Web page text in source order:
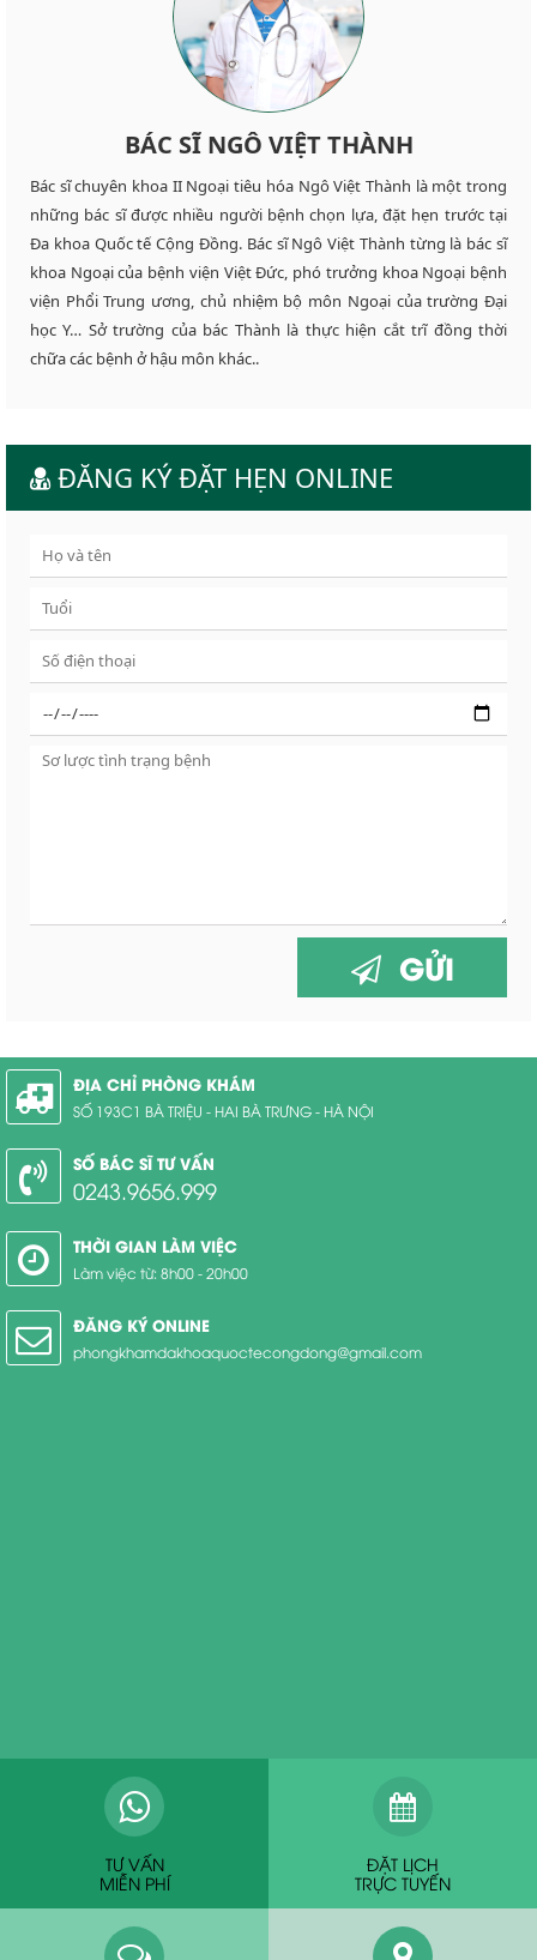
BÁC SĨ NGÔ VIỆT THÀNH
Bác sĩ chuyên khoa II Ngoại tiêu hóa Ngô Việt Thành là một trong
những bác sĩ được nhiều người bệnh chọn lựa, đặt hẹn trước tại
Đa khoa Quốc tế Cộng Đồng. Bác sĩ Ngô Việt Thành từng là bác sĩ
khoa Ngoại của bệnh viện Việt Đức, phó trưởng khoa Ngoại bệnh
viện Phổi Trung ương, chủ nhiệm bộ môn Ngoại của trường Đại
học Y… Sở trường của bác Thành là thực hiện cắt trĩ đồng thời
chữa các bệnh ở hậu môn khác..
ĐĂNG KÝ ĐẶT HẸN ONLINE
GỬI
ĐỊA CHỈ PHÒNG KHÁM
SỐ 193C1 BÀ TRIỆU - HAI BÀ TRƯNG - HÀ NỘI
SỐ BÁC SĨ TƯ VẤN
0243.9656.999
THỜI GIAN LÀM VIỆC
Làm việc từ: 8h00 - 20h00
ĐĂNG KÝ ONLINE
phongkhamdakhoaquoctecongdong@gmail.com
TƯ VẤN
MIỄN PHÍ
ĐẶT LỊCH
TRỰC TUYẾN